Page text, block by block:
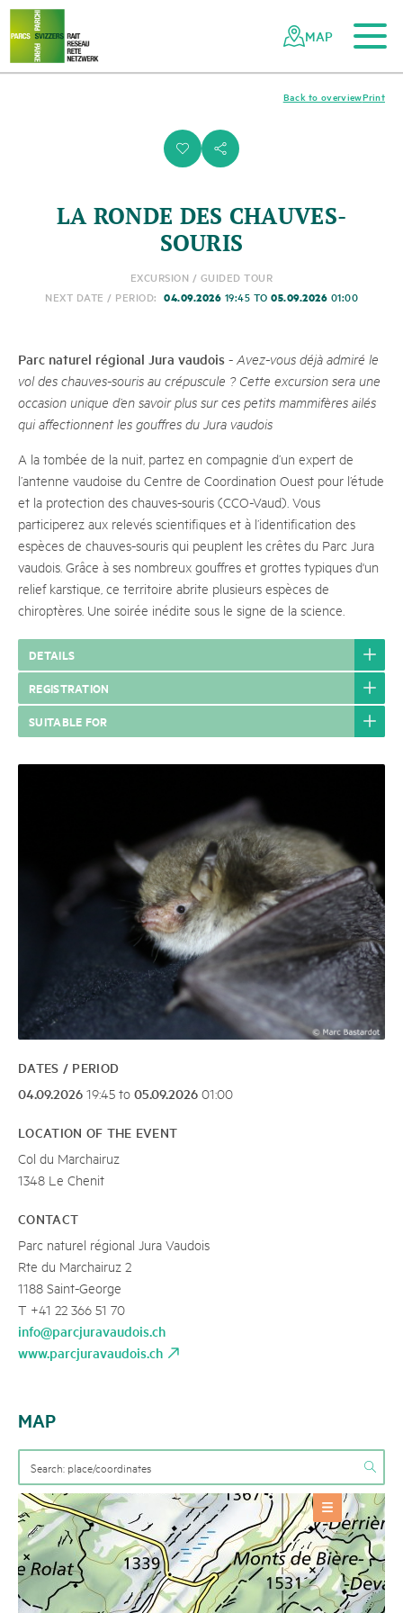
Navigating
the
Swiss
parks
Quick
navigation
To the main content
To the mobile navigation
To search
To the footer
To the sitemap
MAP
i s
Print
Back to overview
LA RONDE DES CHAUVES-
SOURIS
EXCURSION / GUIDED TOUR
NEXT DATE / PERIOD: 04.09.2026 19:45 TO 05.09.2026 01:00
Parc naturel régional Jura vaudois - Avez-vous déjà admiré le
vol des chauves-souris au crépuscule ? Cette excursion sera une
occasion unique d’en savoir plus sur ces petits mammifères ailés
qui affectionnent les gouffres du Jura vaudois
A la tombée de la nuit, partez en compagnie d’un expert de
l’antenne vaudoise du Centre de Coordination Ouest pour l’étude
et la protection des chauves-souris (CCO-Vaud). Vous
participerez aux relevés scientifiques et à l’identification des
espèces de chauves-souris qui peuplent les crêtes du Parc Jura
vaudois. Grâce à ses nombreux gouffres et grottes typiques d'un
relief karstique, ce territoire abrite plusieurs espèces de
chiroptères. Une soirée inédite sous le signe de la science.
DETAILS
REGISTRATION
SUITABLE FOR
DATES / PERIOD
04.09.2026 19:45 to 05.09.2026 01:00
LOCATION OF THE EVENT
Col du Marchairuz
1348 Le Chenit
CONTACT
Parc naturel régional Jura Vaudois
Rte du Marchairuz 2
1188 Saint-George
T +41 22 366 51 70
info@parcjuravaudois.ch
www.parcjuravaudois.ch
MAP
OFFERS
Event
+
BASE INFORMATION